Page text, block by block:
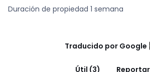
Duración de propiedad 1 semana
Traducido por Google
Útil (3) Reportar